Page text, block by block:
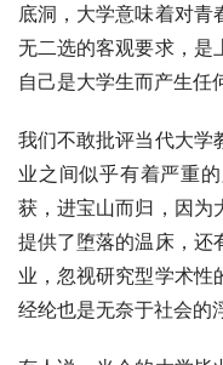
底洞，大学意味着对青
无二选的客观要求，是
自己是大学生而产生任
我们不敢批评当代大学
业之间似乎有着严重
获，进宝山而归，因为
提供了堕落的温床，还
业，忽视研究型学术性
经纶也是无奈于社会的